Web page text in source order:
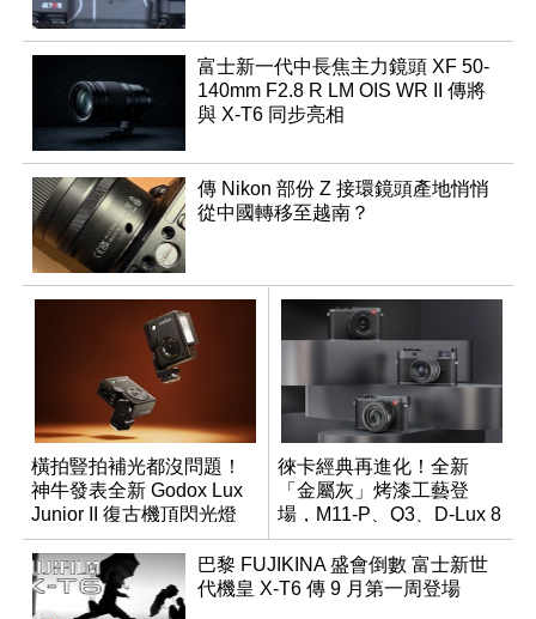
富士新一代中長焦主力鏡頭 XF 50-
140mm F2.8 R LM OIS WR II 傳將
與 X-T6 同步亮相
傳 Nikon 部份 Z 接環鏡頭產地悄悄
從中國轉移至越南？
橫拍豎拍補光都沒問題！
神牛發表全新 Godox Lux
Junior II 復古機頂閃光燈
徠卡經典再進化！全新
「金屬灰」烤漆工藝登
場，M11-P、Q3、D-Lux 8
領銜換裝
巴黎 FUJIKINA 盛會倒數 富士新世
代機皇 X-T6 傳 9 月第一周登場